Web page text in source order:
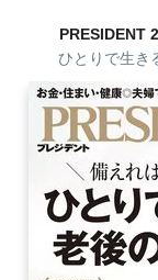
PRESIDENT
ひとりで生き